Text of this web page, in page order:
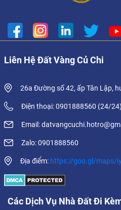
Liên Hệ Đất Vàng Củ Chi
26a Đường số 42, ấp Tân Lập,
Điện thoại: 0901888560 (24/24)
Email:
Zalo: 0901888560
Địa điểm: https://goo.gl/maps/
Các Dịch Vụ Nhà Đất Đi